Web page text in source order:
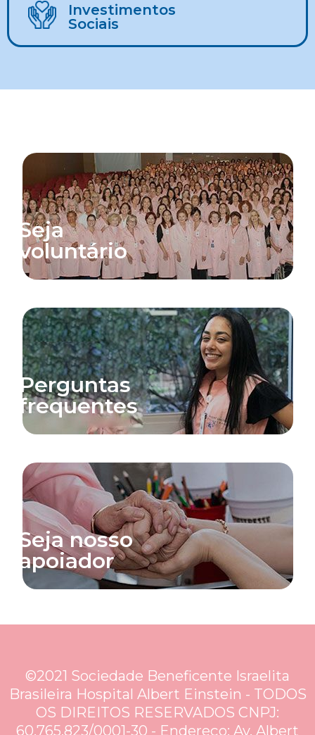
Investimentos
Sociais
Seja
voluntário
Perguntas
frequentes
Seja nosso
apoiador
©2021 Sociedade Beneficente Israelita
Brasileira Hospital Albert Einstein - TODOS
OS DIREITOS RESERVADOS CNPJ:
60.765.823/0001-30 - Endereço: Av. Albert